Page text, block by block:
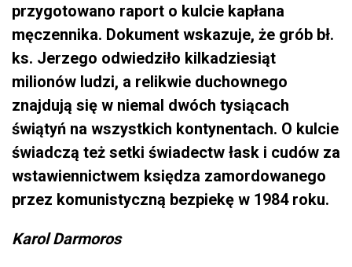
przygotowano raport o kulcie kapłana
męczennika. Dokument wskazuje, że grób bł.
ks. Jerzego odwiedziło kilkadziesiąt
milionów ludzi, a relikwie duchownego
znajdują się w niemal dwóch tysiącach
świątyń na wszystkich kontynentach. O kulcie
świadczą też setki świadectw łask i cudów za
wstawiennictwem księdza zamordowanego
przez komunistyczną bezpiekę w 1984 roku.
Karol Darmoros